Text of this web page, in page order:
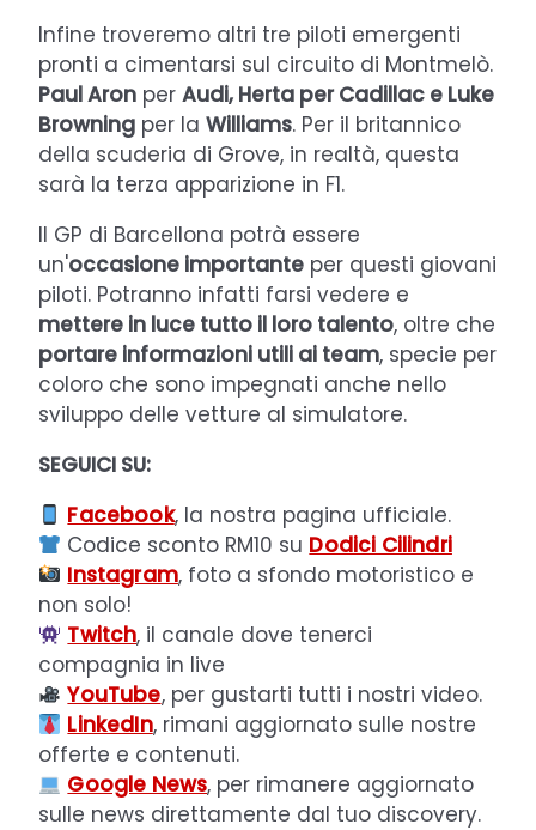
Infine troveremo altri tre piloti emergenti
pronti a cimentarsi sul circuito di Montmelò.
Paul Aron per Audi, Herta per Cadillac e Luke
Browning per la Williams. Per il britannico
della scuderia di Grove, in realtà, questa
sarà la terza apparizione in F1.
Il GP di Barcellona potrà essere
un'occasione importante per questi giovani
piloti. Potranno infatti farsi vedere e
mettere in luce tutto il loro talento, oltre che
portare informazioni utili ai team, specie per
coloro che sono impegnati anche nello
sviluppo delle vetture al simulatore.
SEGUICI SU:
Facebook, la nostra pagina ufficiale.
Codice sconto RM10 su Dodici Cilindri
Instagram, foto a sfondo motoristico e
non solo!
Twitch, il canale dove tenerci
compagnia in live
YouTube, per gustarti tutti i nostri video.
LinkedIn, rimani aggiornato sulle nostre
offerte e contenuti.
Google News, per rimanere aggiornato
sulle news direttamente dal tuo discovery.